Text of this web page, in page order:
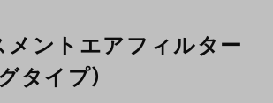
メントエアフィルター
タイプ）